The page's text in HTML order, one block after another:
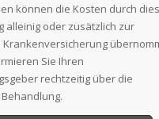
können die Kosten durch
alleinig oder zusätzlich zur
Krankenversicherung
Sie Ihren
rechtzeitig über die